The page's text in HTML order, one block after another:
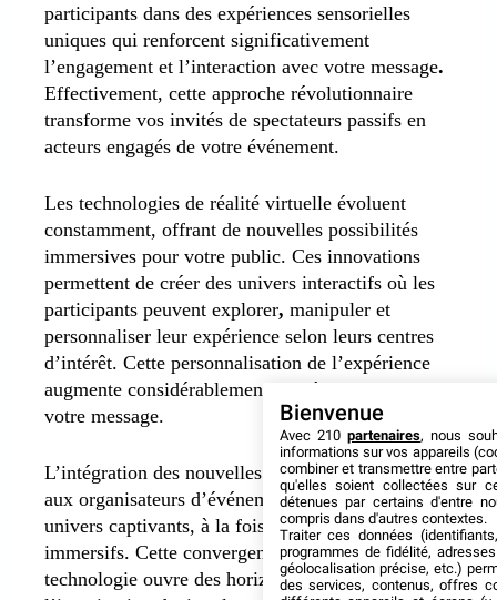
participants dans des expériences sensorielles
uniques qui renforcent significativement
l’engagement et l’interaction avec votre message.
Effectivement, cette approche révolutionnaire
transforme vos invités de spectateurs passifs en
acteurs engagés de votre événement.
Les technologies de réalité virtuelle évoluent
constamment, offrant de nouvelles possibilités
immersives pour votre public. Ces innovations
permettent de créer des univers interactifs où les
participants peuvent explorer, manipuler et
personnaliser leur expérience selon leurs centres
d’intérêt. Cette personnalisation de l’expérience
augmente considérablement la mémorisation de
votre message.
L’intégration des nouvelles technologies permet
aux organisateurs d’événements de créer des
univers captivants, à la fois esthétiques et
immersifs. Cette convergence entre art et
technologie ouvre des horizons créatifs inédits où
Bienvenue
Avec 210 partenaires, nous
informations sur vos appareils
combiner et transmettre entre
qu'elles soient collectées sur
détenues par certains d'entre
compris dans d'autres contextes.
Traiter ces données
programmes de fidélité,
géolocalisation précise, etc.)
des services, contenus, offres